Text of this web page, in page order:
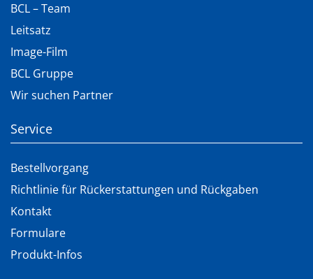
BCL – Team
Leitsatz
Image-Film
BCL Gruppe
Wir suchen Partner
Service
Bestellvorgang
Richtlinie für Rückerstattungen und Rückgaben
Kontakt
Formulare
Produkt-Infos